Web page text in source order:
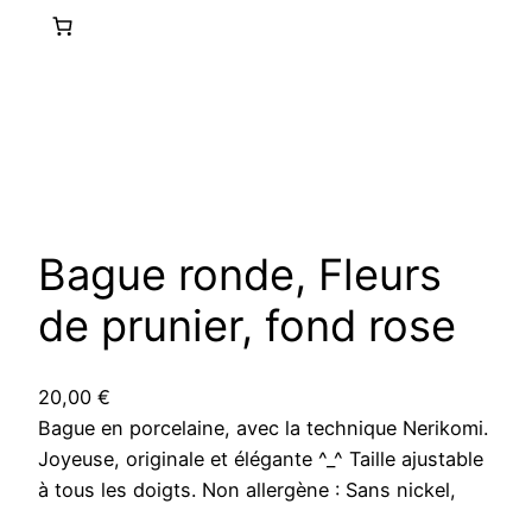
Bague ronde, Fleurs
de prunier, fond rose
20,00 €
Bague en porcelaine, avec la technique Nerikomi.
Joyeuse, originale et élégante ^_^ Taille ajustable
à tous les doigts. Non allergène : Sans nickel,